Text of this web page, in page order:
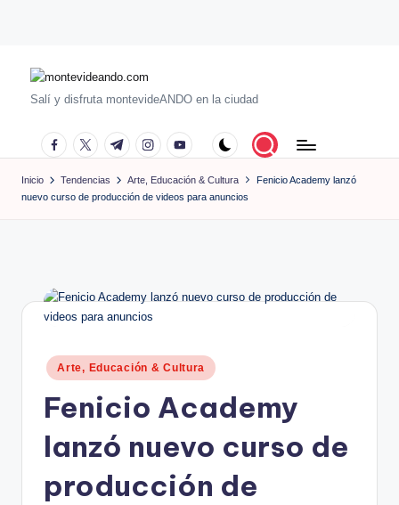
contenido
m
n
t
e
Salí y disfruta montevideANDO en la ciudad
facebook.com
twitter.com
t.me instagram.com
youtube.com
Inicio Tendencias Arte, Educación & Cultura
Fenicio Academy lanzó
nuevo curso de producción de videos para anuncios
Publicado
en
Arte, Educación & Cultura
Fenicio Academy
lanzó nuevo curso de
producción de